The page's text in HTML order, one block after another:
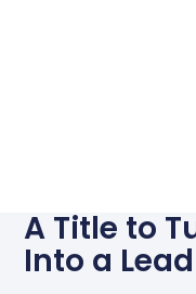
A Title to
Into a Lead